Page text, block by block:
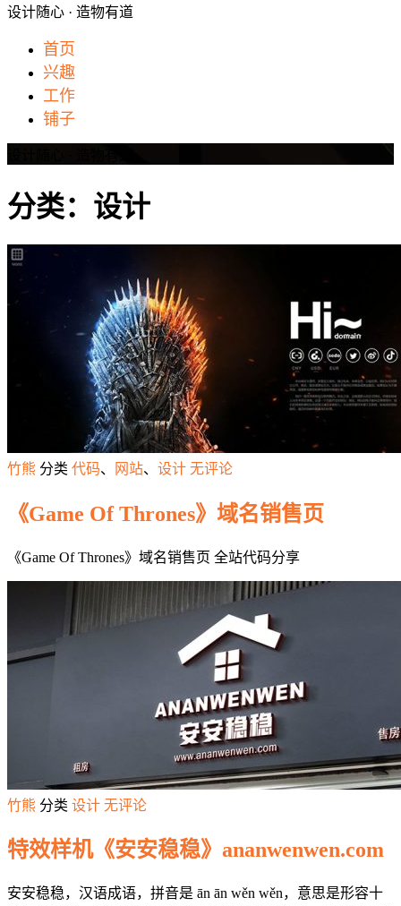
设计随心 · 造物有道
首页
兴趣
工作
铺子
分类：设计
竹熊 分类 代码、 网站、 设计 无评论
《Game Of Thrones》域名销售页
《Game Of Thrones》域名销售页 全站代码分享
竹熊 分类 设计 无评论
特效样机《安安稳稳》ananwenwen.com
安安稳稳，汉语成语，拼音是 ān ān wěn wěn，意思是形容十